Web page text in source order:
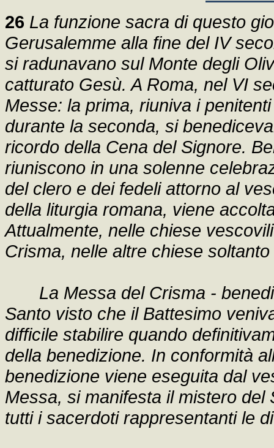
26 La funzione sacra di questo
Gerusalemme alla fine del IV
si radunavano sul Monte degli
catturato Gesù. A Roma, nel VI
Messe: la prima, riuniva i
durante la seconda, si
ricordo della Cena del Signore.
riuniscono in una solenne
del clero e dei fedeli attorno al
della liturgia romana, viene
Attualmente, nelle chiese
Crisma, nelle altre chiese
La Messa del Crisma -
Santo visto che il Battesimo
difficile stabilire quando
della benedizione. In conformità
benedizione viene eseguita dal
Messa, si manifesta il mistero
tutti i sacerdoti rappresentanti le